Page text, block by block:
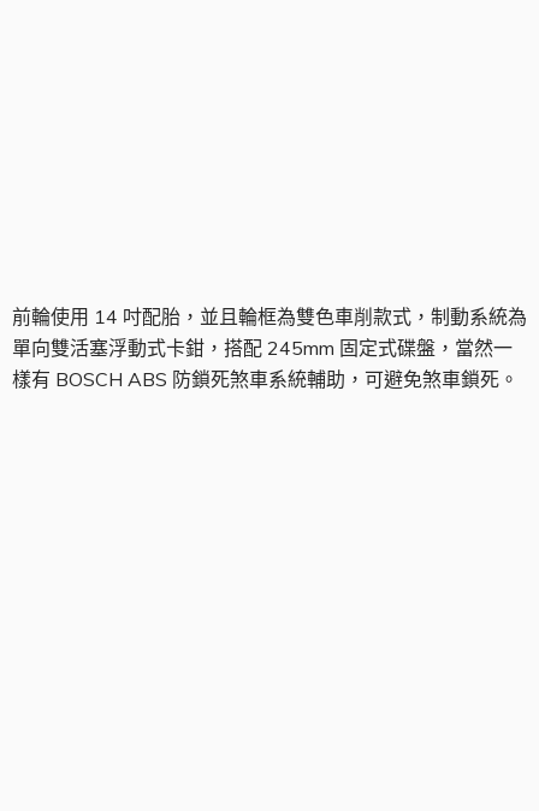
前輪使用 14 吋配胎，並且輪框為雙色車削款式，制動系統為
單向雙活塞浮動式卡鉗，搭配 245mm 固定式碟盤，當然一
樣有 BOSCH ABS 防鎖死煞車系統輔助，可避免煞車鎖死。